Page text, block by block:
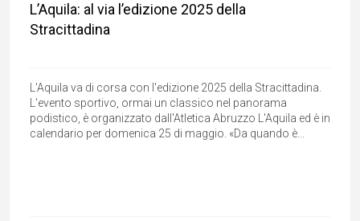
L’Aquila: al via l’edizione 2025 della
Stracittadina
L'Aquila va di corsa con l'edizione 2025 della Stracittadina.
L'evento sportivo, ormai un classico nel panorama
podistico, è organizzato dall'Atletica Abruzzo L'Aquila ed è in
calendario per domenica 25 di maggio. «Da quando è...